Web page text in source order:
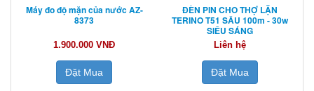
Máy đo độ mặn của nước AZ-
8373
1.900.000 VNĐ
Đặt Mua
ĐÈN PIN CHO THỢ LẶN
TERINO T51 SÂU 100m - 30w
SIÊU SÁNG
Liên hệ
Đặt Mua